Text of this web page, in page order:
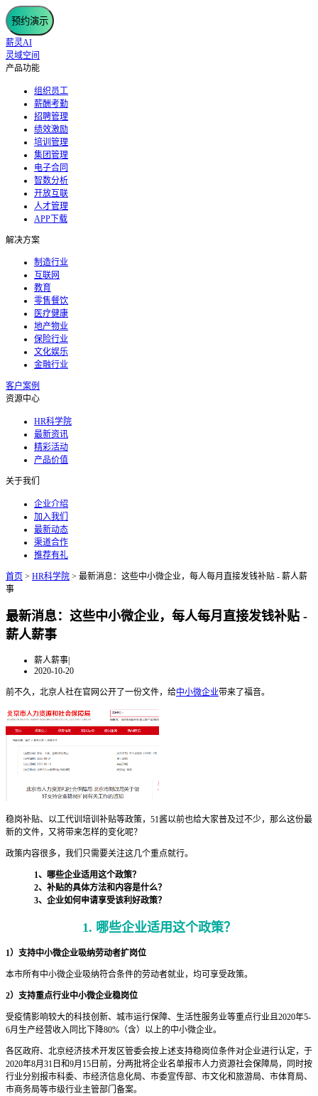
预约演示
薪灵AI
灵域空间
产品功能
组织员工
薪酬考勤
招聘管理
绩效激励
培训管理
集团管理
电子合同
智数分析
开放互联
人才管理
APP下载
解决方案
制造行业
互联网
教育
零售餐饮
医疗健康
地产物业
保险行业
文化娱乐
金融行业
客户案例
资源中心
HR科学院
最新资讯
精彩活动
产品价值
关于我们
企业介绍
加入我们
最新动态
渠道合作
推荐有礼
首页 > HR科学院 > 最新消息：这些中小微企业，每人每月直接发钱补贴 - 薪人薪
事
最新消息：这些中小微企业，每人每月直接发钱补贴 -
薪人薪事
薪人薪事|
2020-10-20
前不久，北京人社在官网公开了一份文件，给中小微企业带来了福音。
稳岗补贴、以工代训培训补贴等政策，51酱以前也给大家普及过不少，那么这份最
新的文件，又将带来怎样的变化呢？
政策内容很多，我们只需要关注这几个重点就行。
1、哪些企业适用这个政策？
2、补贴的具体方法和内容是什么？
3、企业如何申请享受该利好政策？
1. 哪些企业适用这个政策？
1）支持中小微企业吸纳劳动者扩岗位
本市所有中小微企业吸纳符合条件的劳动者就业，均可享受政策。
2）支持重点行业中小微企业稳岗位
受疫情影响较大的科技创新、城市运行保障、生活性服务业等重点行业且2020年5-
6月生产经营收入同比下降80%（含）以上的中小微企业。
各区政府、北京经济技术开发区管委会按上述支持稳岗位条件对企业进行认定，于
2020年8月31日和9月15日前，分两批将企业名单报市人力资源社会保障局，同时按
行业分别报市科委、市经济信息化局、市委宣传部、市文化和旅游局、市体育局、
市商务局等市级行业主管部门备案。